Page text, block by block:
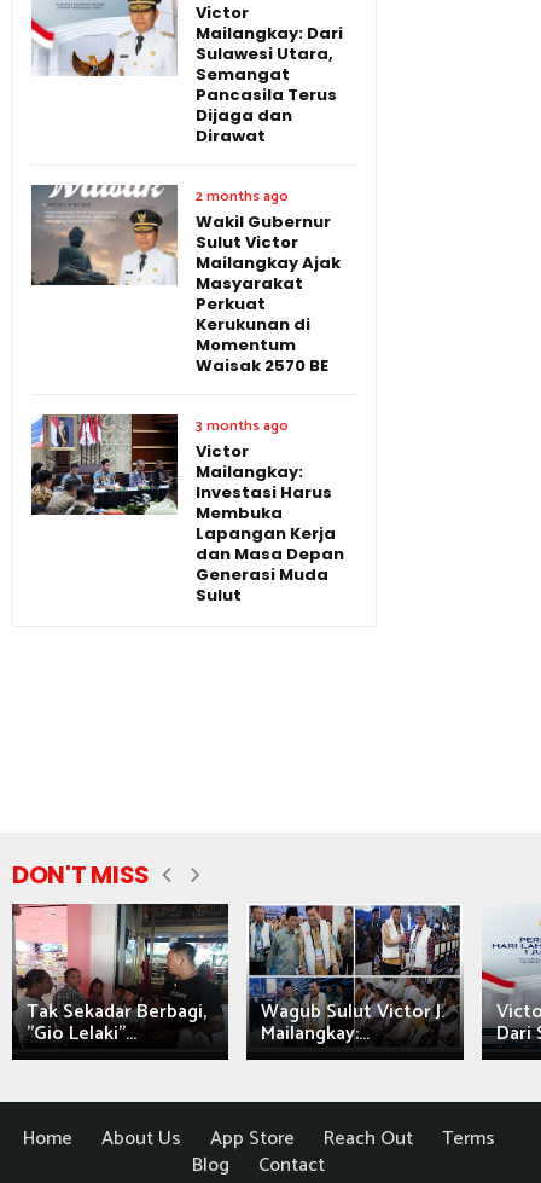
Victor
Mailangkay: Dari
Sulawesi Utara,
Semangat
Pancasila Terus
Dijaga dan
Dirawat
2 months ago
Wakil Gubernur
Sulut Victor
Mailangkay Ajak
Masyarakat
Perkuat
Kerukunan di
Momentum
Waisak 2570 BE
3 months ago
Victor
Mailangkay:
Investasi Harus
Membuka
Lapangan Kerja
dan Masa Depan
Generasi Muda
Sulut
DON'T MISS
Tak Sekadar Berbagi,
"Gio Lelaki"...
Wagub Sulut Victor J.
Mailangkay:... Dari
Home About Us App Store Reach Out
Terms
Blog
Contact